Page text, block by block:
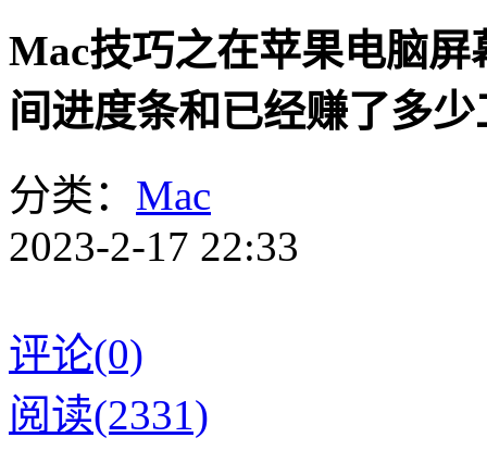
Mac技巧之在苹果电脑
间进度条和已经赚了多
分类： Mac
2023-2-17 22:33
评论(0)
阅读(2331)